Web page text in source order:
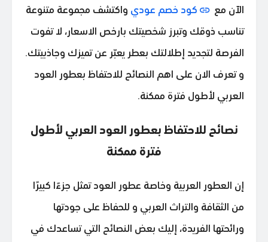
الآن مع كود خصم عودي واكتشف مجموعة متنوعة
تناسب ذوقك وتبرز شخصيتك بارخص الاسعار، لا تفوت
الفرصة لتجديد إطلالتك بعطر يعبّر عن تميزك وجاذبيتك.
و تعرف الان على اهم النصائح للاحتفاظ بعطور العود
العربي لأطول فترة ممكنة.
نصائح للاحتفاظ بعطور العود العربي لأطول
فترة ممكنة
إن العطور العربية وخاصة عطور العود تمثل جزءًا كبيرًا
من الثقافة والتراث العربي و للحفاظ على جودتها
ورائحتها الفريدة، إليك بعض النصائح التي تساعدك في